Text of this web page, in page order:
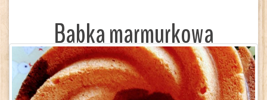
Babka marmurkowa